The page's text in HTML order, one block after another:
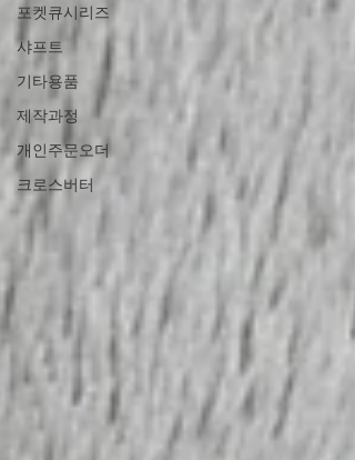
포켓큐시리즈
샤프트
기타용품
제작과정
개인주문오더
크로스버터